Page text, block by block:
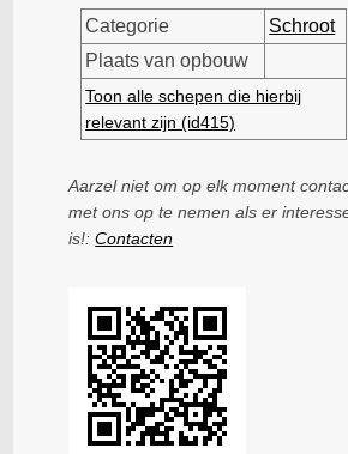
Categorie
Schroot
Plaats van opbouw
Toon alle schepen die hierbij
relevant zijn (id415)
Aarzel niet om op elk moment
met ons op te nemen als er
is!:Contacten